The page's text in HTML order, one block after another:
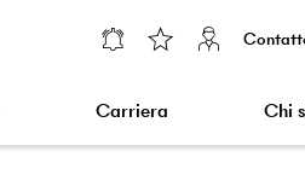
Carriera Chi